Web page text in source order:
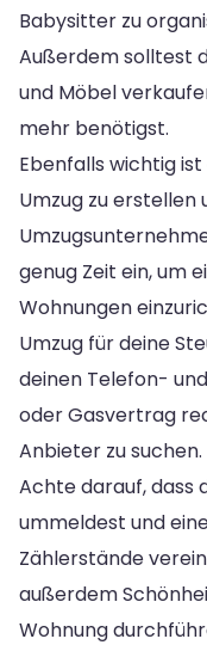
Babysitter zu
Außerdem solltest
und Möbel
mehr benötigst.
Ebenfalls wichtig
Umzug zu erstellen
genug Zeit ein, um
Wohnungen
Umzug für deine
deinen Telefon-
oder Gasvertrag
Anbieter zu suchen.
Achte darauf, dass
ummeldest und
Zählerstände
außerdem
Wohnung